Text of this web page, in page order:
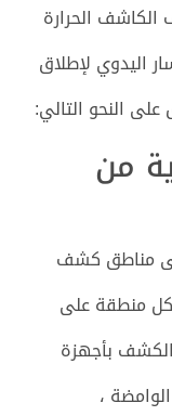
الحرارة
اليدوي لإطلاق
النحو التالي:
من
مناطق كشف
منطقة على
بأجهزة
،